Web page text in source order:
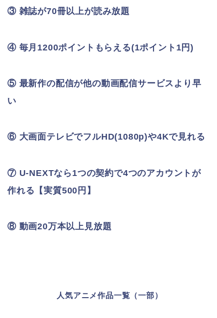
③ 雑誌が70冊以上が読み放題
④ 毎月1200ポイントもらえる(1ポイント1円)
⑤ 最新作の配信が他の動画配信サービスより早
い
⑥ 大画面テレビでフルHD(1080p)や4Kで見れる
⑦ U-NEXTなら1つの契約で4つのアカウントが
作れる【実質500円】
⑧ 動画20万本以上見放題
人気アニメ作品一覧（一部）